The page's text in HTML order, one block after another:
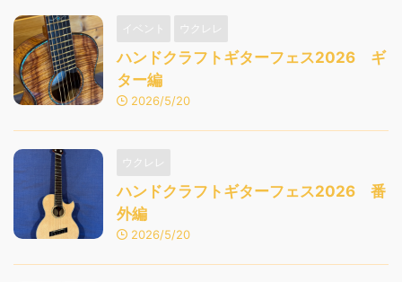
イベント ウクレレ
ハンドクラフトギターフェス2026 ギ
ター編
2026/5/20
ウクレレ
ハンドクラフトギターフェス2026 番
外編
2026/5/20